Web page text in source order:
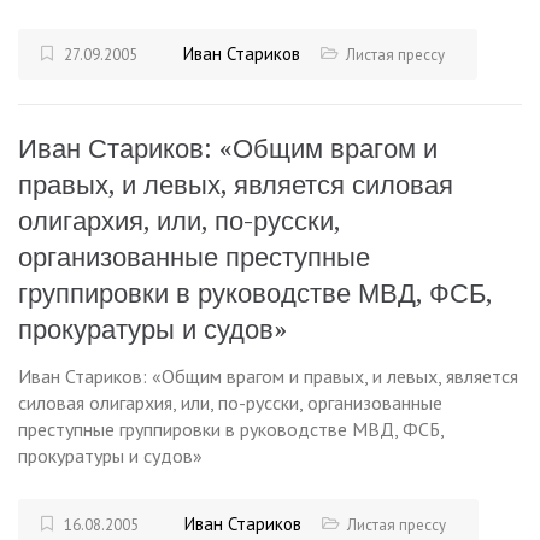
27.09.2005 Иван Стариков Листая прессу
Иван Стариков: «Общим врагом и
правых, и левых, является силовая
олигархия, или, по-русски,
организованные преступные
группировки в руководстве МВД, ФСБ,
прокуратуры и судов»
Иван Стариков: «Общим врагом и правых, и левых, является
силовая олигархия, или, по-русски, организованные
преступные группировки в руководстве МВД, ФСБ,
прокуратуры и судов»
16.08.2005 Иван Стариков Листая прессу